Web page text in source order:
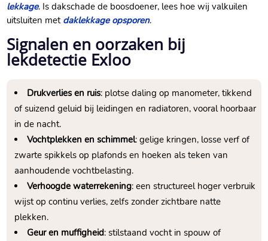
lekkage.​ Is dakschade de boosdoener, lees hoe wij valkuilen
uitsluiten met daklekkage opsporen.​
Signalen en oorzaken bij
lekdetectie Exloo
Drukverlies en ruis: plotse daling op manometer, tikkend
of suizend geluid bij leidingen en radiatoren, vooral hoorbaar
in de nacht.​
Vochtplekken en schimmel: gelige kringen, losse verf of
zwarte spikkels op plafonds en hoeken als teken van
aanhoudende vochtbelasting.​
Verhoogde waterrekening: een structureel hoger verbruik
wijst op continu verlies, zelfs zonder zichtbare natte
plekken.​
Geur en muffigheid: stilstaand vocht in spouw of